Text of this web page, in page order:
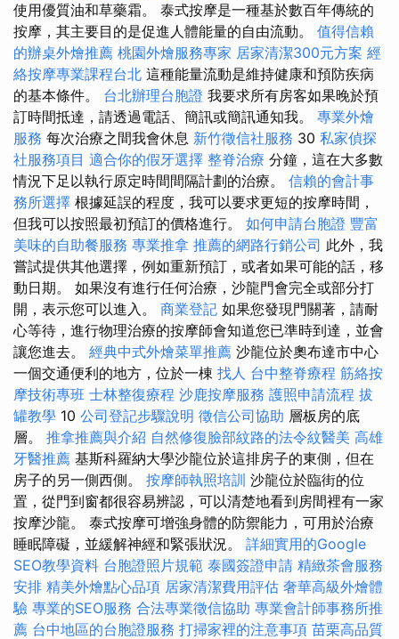
使用優質油和草藥霜。 泰式按摩是一種基於數百年傳統的
按摩，其主要目的是促進人體能量的自由流動。 值得信賴
的辦桌外燴推薦 桃園外燴服務專家 居家清潔300元方案 經
絡按摩專業課程台北 這種能量流動是維持健康和預防疾病
的基本條件。 台北辦理台胞證 我要求所有房客如果晚於預
訂時間抵達，請透過電話、簡訊或簡訊通知我。 專業外燴
服務 每次治療之間我會休息 新竹徵信社服務 30 私家偵探
社服務項目 適合你的假牙選擇 整脊治療 分鐘，這在大多數
情況下足以執行原定時間間隔計劃的治療。 信賴的會計事
務所選擇 根據延誤的程度，我可以要求更短的按摩時間，
但我可以按照最初預訂的價格進行。 如何申請台胞證 豐富
美味的自助餐服務 專業推拿 推薦的網路行銷公司 此外，我
嘗試提供其他選擇，例如重新預訂，或者如果可能的話，移
動日期。 如果沒有進行任何治療，沙龍門會完全或部分打
開，表示您可以進入。 商業登記 如果您發現門關著，請耐
心等待，進行物理治療的按摩師會知道您已準時到達，並會
讓您進去。 經典中式外燴菜單推薦 沙龍位於奧布達市中心
一個交通便利的地方，位於一棟 找人 台中整脊療程 筋絡按
摩技術專班 士林整復療程 沙鹿按摩服務 護照申請流程 拔
罐教學 10 公司登記步驟說明 徵信公司協助 層板房的底
層。 推拿推薦與介紹 自然修復臉部紋路的法令紋醫美 高雄
牙醫推薦 基斯科羅納大學沙龍位於這排房子的東側，但在
房子的另一側西側。 按摩師執照培訓 沙龍位於臨街的位
置，從門到窗都很容易辨認，可以清楚地看到房間裡有一家
按摩沙龍。 泰式按摩可增強身體的防禦能力，可用於治療
睡眠障礙，並緩解神經和緊張狀況。 詳細實用的Google
SEO教學資料 台胞證照片規範 泰國簽證申請 精緻茶會服務
安排 精美外燴點心品項 居家清潔費用評估 奢華高級外燴體
驗 專業的SEO服務 合法專業徵信協助 專業會計師事務所推
薦 台中地區的台胞證服務 打掃家裡的注意事項 苗栗高品質